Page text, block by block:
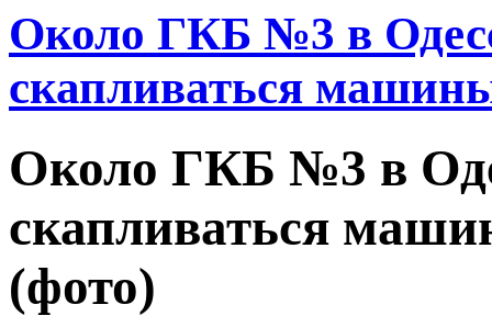
Около ГКБ №3 в
скапливаться
Около ГКБ №3 в
скапливаться
(фото)